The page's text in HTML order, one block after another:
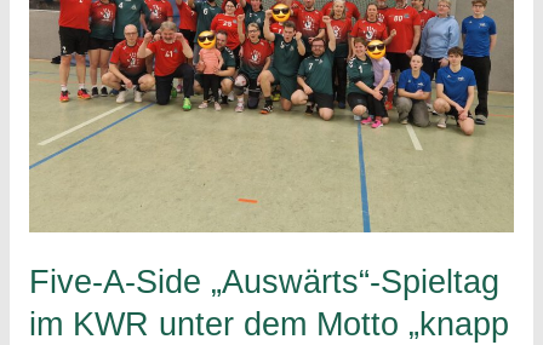
Five-A-Side „Auswärts“-Spieltag
im KWR unter dem Motto „knapp